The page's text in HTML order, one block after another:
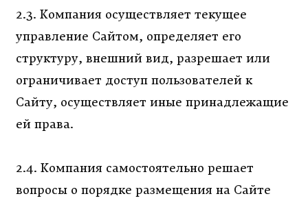
2.3. Компания осуществляет текущее
управление Сайтом, определяет его
структуру, внешний вид, разрешает или
ограничивает доступ пользователей к
Сайту, осуществляет иные принадлежащие
ей права.
2.4. Компания самостоятельно решает
вопросы о порядке размещения на Сайте